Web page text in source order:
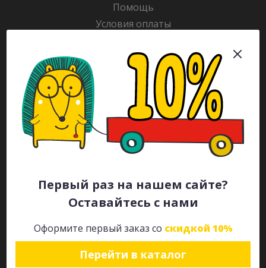
Первый раз на нашем сайте?
Оставайтесь с нами
Оформите первый заказ со скидкой 10%
Перейти в каталог
Помощь
Условия оплаты
Гарантия на товар
Раскраски
Рекламодателям
Каталог
Будьте всегда в курсе!